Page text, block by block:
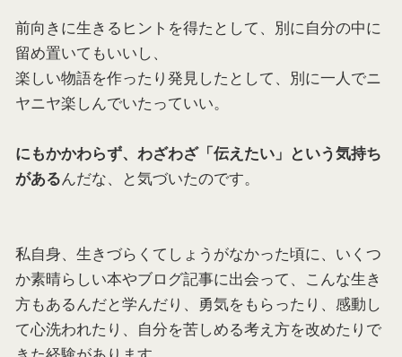
前向きに生きるヒントを得たとして、別に自分の中に
留め置いてもいいし、
楽しい物語を作ったり発見したとして、別に一人でニ
ヤニヤ楽しんでいたっていい。
にもかかわらず、わざわざ「伝えたい」という気持ち
があるんだな、と気づいたのです。
私自身、生きづらくてしょうがなかった頃に、いくつ
か素晴らしい本やブログ記事に出会って、こんな生き
方もあるんだと学んだり、勇気をもらったり、感動し
て心洗われたり、自分を苦しめる考え方を改めたりで